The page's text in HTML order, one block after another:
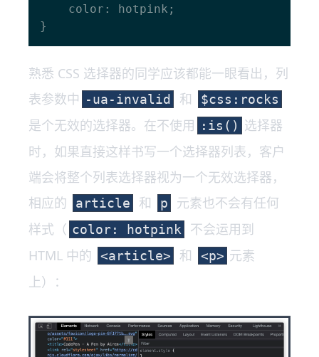
熟悉 CSS 选择器的同学应该都能一眼看出，列
表参数中 -ua-invalid 和 $css:rocks
是个无效的选择器。在不使用 :is() 选择器
时，如果直接这样书写一个选择器列表，客户
端会将整个列表选择器视为一个无效选择器，
相应的
article 和 p
元素也不会有任何
样式（ color: hotpink
不会运用到
HTML 中的
<article> 和 <p> 元素
上）：